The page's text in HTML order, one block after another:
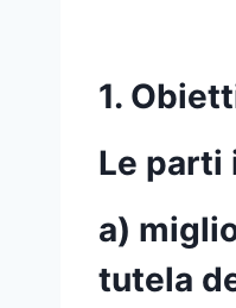
1.
Le parti
a)
tutela